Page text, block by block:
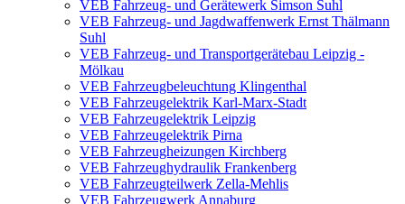
VEB Fahrzeug- und Gerätewerk Simson Suhl
VEB Fahrzeug- und Jagdwaffenwerk Ernst Thälmann
Suhl
VEB Fahrzeug- und Transportgerätebau Leipzig -
Mölkau
VEB Fahrzeugbeleuchtung Klingenthal
VEB Fahrzeugelektrik Karl-Marx-Stadt
VEB Fahrzeugelektrik Leipzig
VEB Fahrzeugelektrik Pirna
VEB Fahrzeugheizungen Kirchberg
VEB Fahrzeughydraulik Frankenberg
VEB Fahrzeugteilwerk Zella-Mehlis
VEB Fahrzeugwerk Annaburg